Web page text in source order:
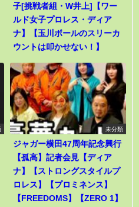
子[挑戦者組・W井上]【ワー
ルド女子プロレス・ディア
ナ】【玉川ボールのスリーカ
ウントは叩かせない！】
未分類
ジャガー横田47周年記念興行
【孤高】記者会見【ディア
ナ】【ストロングスタイルプ
ロレス】【プロミネンス】
【FREEDOMS】【ZERO 1】